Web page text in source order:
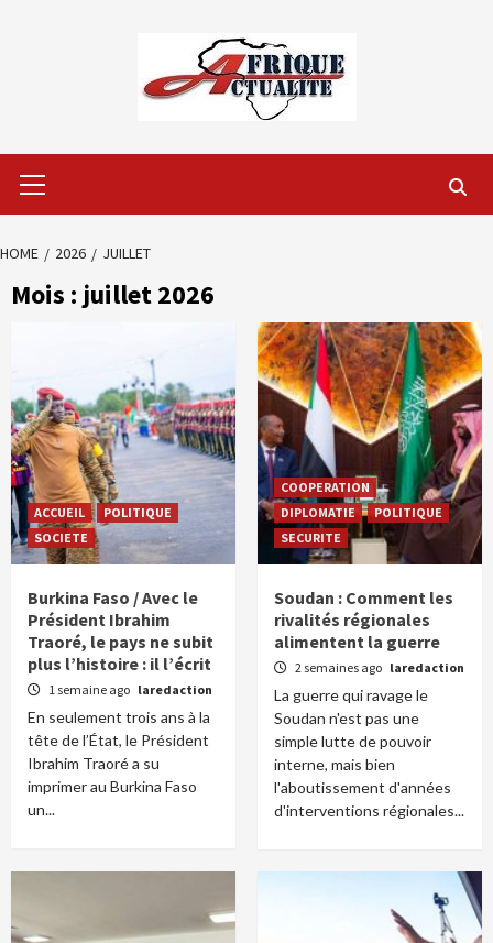
Menu
HOME 2026 JUILLET
Mois : juillet 2026
ACCUEIL
POLITIQUE
SOCIETE
Burkina Faso / Avec le
Président Ibrahim
Traoré, le pays ne subit
plus l’histoire : il l’écrit
1 semaine ago laredaction
En seulement trois ans à la
tête de l’État, le Président
Ibrahim Traoré a su
imprimer au Burkina Faso
un...
COOPERATION
DIPLOMATIE
POLITIQUE
SECURITE
Soudan : Comment les
rivalités régionales
alimentent la guerre
2 semaines ago laredaction
La guerre qui ravage le
Soudan n'est pas une
simple lutte de pouvoir
interne, mais bien
l'aboutissement d'années
d'interventions régionales...